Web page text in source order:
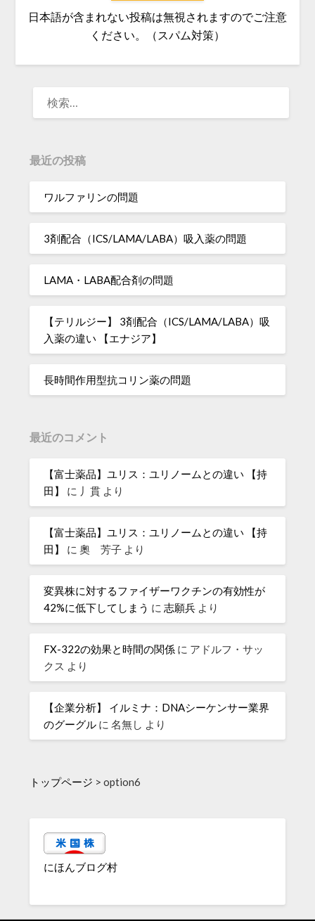
日本語が含まれない投稿は無視されますのでご注意
ください。（スパム対策）
最近の投稿
ワルファリンの問題
3剤配合（ICS/LAMA/LABA）吸入薬の問題
LAMA・LABA配合剤の問題
【テリルジー】 3剤配合（ICS/LAMA/LABA）吸
入薬の違い 【エナジア】
長時間作用型抗コリン薬の問題
最近のコメント
【富士薬品】ユリス：ユリノームとの違い 【持
田】
に 丿貫 より
【富士薬品】ユリス：ユリノームとの違い 【持
田】
に奧 芳子 より
変異株に対するファイザーワクチンの有効性が
42%に低下してしまう に志願兵 より
FX-322の効果と時間の関係 に アドルフ・サッ
クス より
【企業分析】 イルミナ：DNAシーケンサー業界
のグーグル に名無し より
トップページ >option6
にほんブログ村